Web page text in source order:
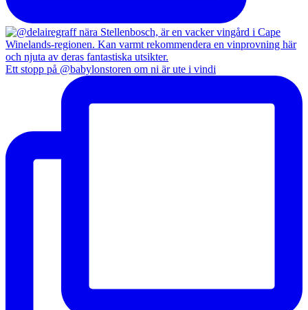
Ett stopp på @babylonstoren om ni är ute i vindi